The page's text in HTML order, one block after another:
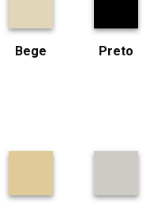
Bege Preto